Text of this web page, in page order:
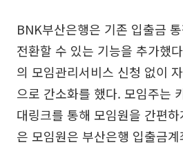
BNK부산은행은 기존 입출금
전환할 수 있는 기능을 추가했
의 모임관리서비스 신청 없이
으로 간소화를 했다. 모임주는
대링크를 통해 모임원을 간편
은 모임원은 부산은행 입출금